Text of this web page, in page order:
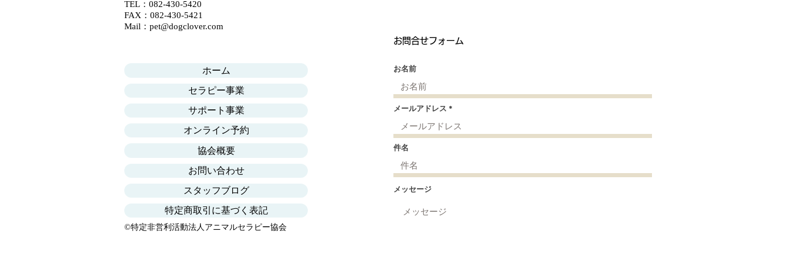
​​TEL： 082-430-5420
FAX：082-430-5421
​Mail：​ pet@dogclover.com
ホーム
セラピー事業
サポート事業
オンライン予約
協会概要
お問い合わせ
スタッフブログ
特定商取引に基づく表記
©特定非営利活動法人アニマルセラピー協会
お名前
メールアドレス
件名
メッセージ
お問合せフォーム